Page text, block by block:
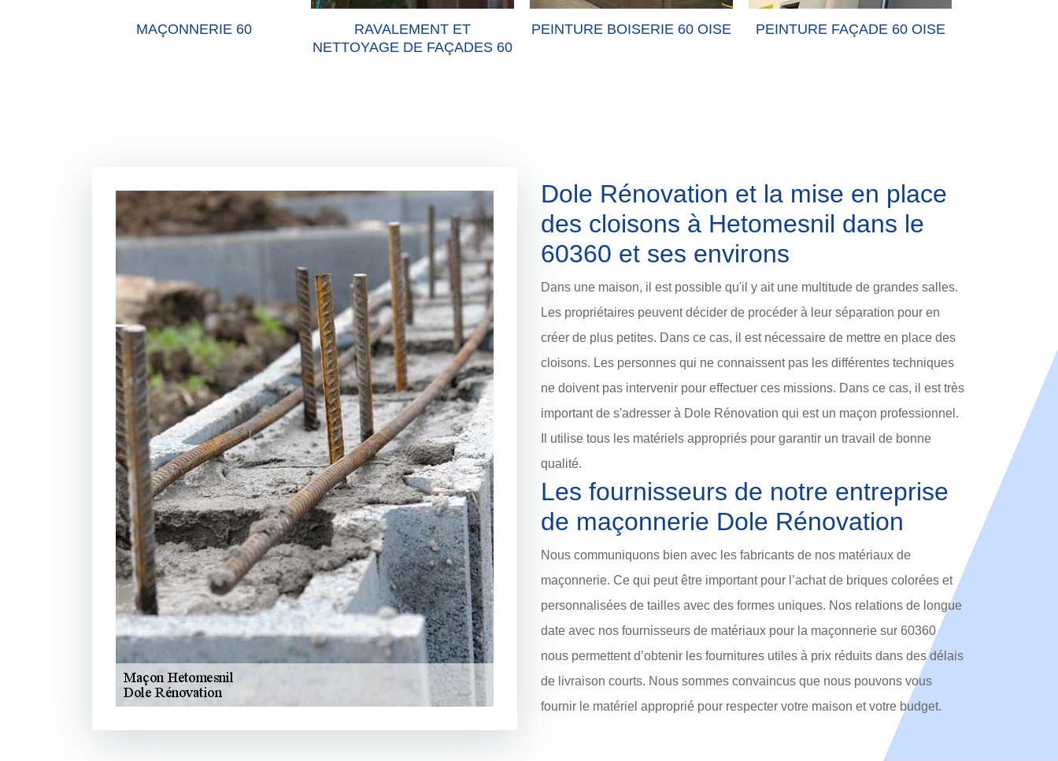
MAÇONNERIE 60
RAVALEMENT ET
NETTOYAGE DE FAÇADES 60
PEINTURE BOISERIE 60 OISE PEINTURE FAÇADE 60 OISE
Dole Rénovation et la mise en place
des cloisons à Hetomesnil dans le
60360 et ses environs
Dans une maison, il est possible qu'il y ait une multitude de grandes salles.
Les propriétaires peuvent décider de procéder à leur séparation pour en
créer de plus petites. Dans ce cas, il est nécessaire de mettre en place des
cloisons. Les personnes qui ne connaissent pas les différentes techniques
ne doivent pas intervenir pour effectuer ces missions. Dans ce cas, il est très
important de s'adresser à Dole Rénovation qui est un maçon professionnel.
Il utilise tous les matériels appropriés pour garantir un travail de bonne
qualité.
Les fournisseurs de notre entreprise
de maçonnerie Dole Rénovation
Nous communiquons bien avec les fabricants de nos matériaux de
maçonnerie. Ce qui peut être important pour l’achat de briques colorées et
personnalisées de tailles avec des formes uniques. Nos relations de longue
date avec nos fournisseurs de matériaux pour la maçonnerie sur 60360
nous permettent d’obtenir les fournitures utiles à prix réduits dans des délais
de livraison courts. Nous sommes convaincus que nous pouvons vous
fournir le matériel approprié pour respecter votre maison et votre budget.